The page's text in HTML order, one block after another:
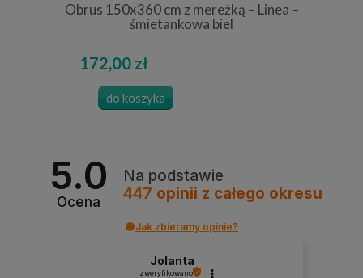
Obrus 150x360 cm z mereżką – Linea –
śmietankowa biel
172,00 zł
do koszyka
5.0
Ocena
Na podstawie
447 opinii z całego okresu
Jak zbieramy opinie?
Jolanta
zweryfikowano